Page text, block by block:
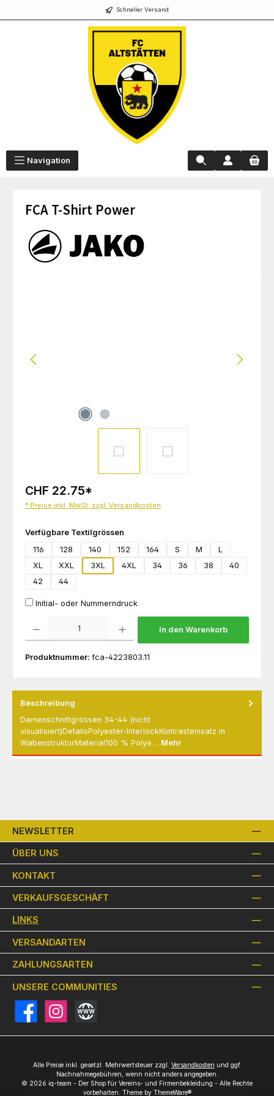
Schneller Versand
Navigation
FCA T-Shirt Power
CHF 22.75*
* Preise inkl. MwSt. zzgl. Versandkosten
Verfügbare Textilgrössen
116
128 140 152 164 S M
L
XL
XXL 3XL 4XL 34 36 38
40
42
44
Initial- oder Nummerndruck
In den Warenkorb
Produktnummer: fca-4223803.11
Beschreibung
Damenschnittgrössen 34-44 (nicht
visualisiert)DetailsPolyester-InterlockKontrasteinsatz in
WabenstrukturMaterial100 % Polye… Mehr
NEWSLETTER
ÜBER UNS
KONTAKT
VERKAUFSGESCHÄFT
LINKS
VERSANDARTEN
ZAHLUNGSARTEN
UNSERE COMMUNITIES
FacebookInstagramWebsite
Alle Preise inkl. gesetzl. Mehrwertsteuer zzgl. Versandkosten und ggf.
Nachnahmegebühren, wenn nicht anders angegeben.
© 2026 iq-team - Der Shop für Vereins- und Firmenbekleidung - Alle Rechte
vorbehalten. Theme by ThemeWare®